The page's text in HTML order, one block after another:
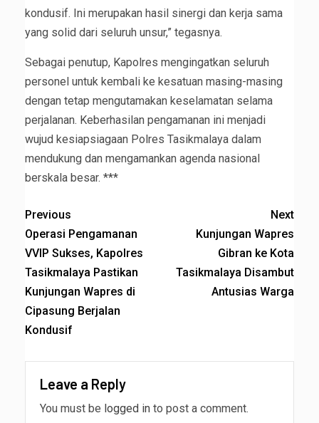
kondusif. Ini merupakan hasil sinergi dan kerja sama
yang solid dari seluruh unsur,” tegasnya.
Sebagai penutup, Kapolres mengingatkan seluruh
personel untuk kembali ke kesatuan masing-masing
dengan tetap mengutamakan keselamatan selama
perjalanan. Keberhasilan pengamanan ini menjadi
wujud kesiapsiagaan Polres Tasikmalaya dalam
mendukung dan mengamankan agenda nasional
berskala besar. ***
Previous
Operasi Pengamanan
VVIP Sukses, Kapolres
Tasikmalaya Pastikan
Kunjungan Wapres di
Cipasung Berjalan
Kondusif
Next
Kunjungan Wapres
Gibran ke Kota
Tasikmalaya Disambut
Antusias Warga
Leave a Reply
You must be logged in to post a comment.